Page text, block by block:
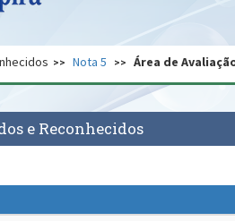
Gabinete de Segurança
Nota 5 Área de
e Reconhecidos